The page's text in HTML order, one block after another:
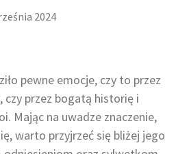
2024
pewne emocje, czy to przez
czy przez bogatą historię i
Mając na uwadze znaczenie,
warto przyjrzeć się bliżej jego